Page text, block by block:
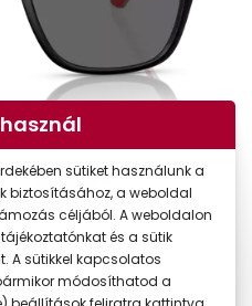
sütiket használunk a
biztosításához, a weboldal
céljából. A weboldalon
és a sütik
A sütikkel kapcsolatos
módosíthatod a